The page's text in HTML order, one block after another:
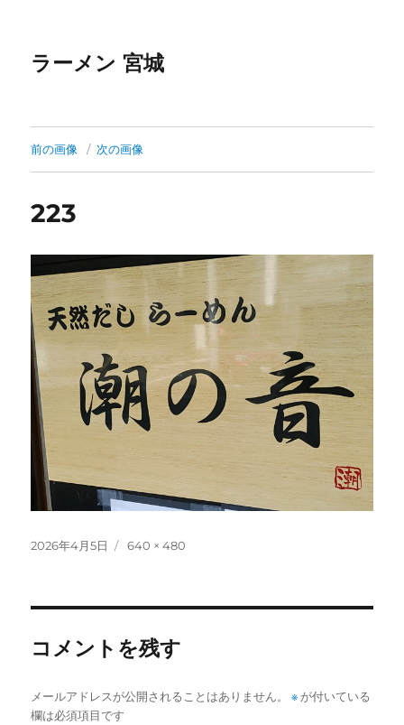
ラーメン 宮城
前の画像 次の画像
223
投
2026年4月5日
フ
640 × 480
コメントを残す
メールアドレスが公開されることはありません。 ※ が付いている
欄は必須項目です